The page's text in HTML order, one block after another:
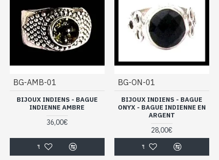
BG-AMB-01
BIJOUX INDIENS - BAGUE
INDIENNE AMBRE
36,00€
BG-ON-01
BIJOUX INDIENS - BAGUE
ONYX - BAGUE INDIENNE EN
ARGENT
28,00€